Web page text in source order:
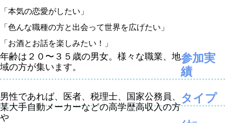
「本気の恋愛がしたい」
「色んな職種の方と出会って世界を広げたい」
「お酒とお話を楽しみたい！」
年齢は２０〜３５歳の男女。様々な職業、地
域の方が集います。
参加実
績
男性であれば、医者、税理士、国家公務員、
某大手自動メーカーなどの高学歴高収入の方
や
タイプ